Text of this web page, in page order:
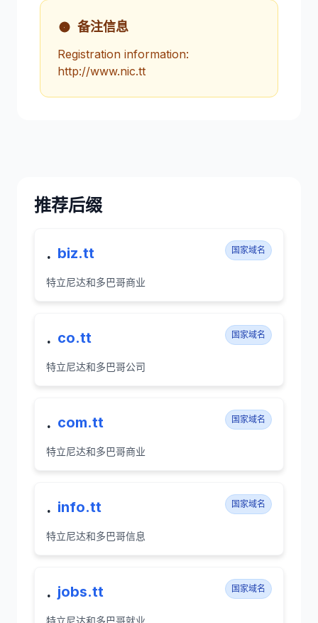
备注信息
Registration information:
http://www.nic.tt
推荐后缀
. biz.tt 国家域名
特立尼达和多巴哥商业
. co.tt 国家域名
特立尼达和多巴哥公司
. com.tt 国家域名
特立尼达和多巴哥商业
. info.tt 国家域名
特立尼达和多巴哥信息
. jobs.tt 国家域名
特立尼达和多巴哥就业